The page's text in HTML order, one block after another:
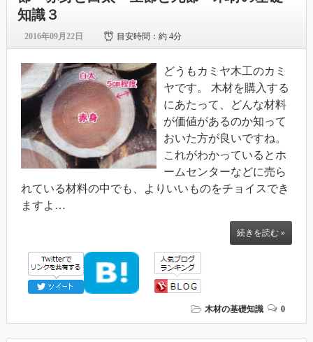
知識３
2016年09月22日 目安時間：約 4分
どうもカミヤ木工のカミ
ヤです。 木材を購入する
にあたって、どんな材料
が価値があるのか知って
おいた方が良いですね。
これがわかっているとホ
ームセンターなどに売ら
れている材料の中でも、よりいいものをチョイスでき
ますよ…
続きを読む »
木材の基礎知識 0